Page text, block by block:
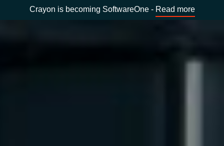
Crayon is becoming SoftwareOne - Read more